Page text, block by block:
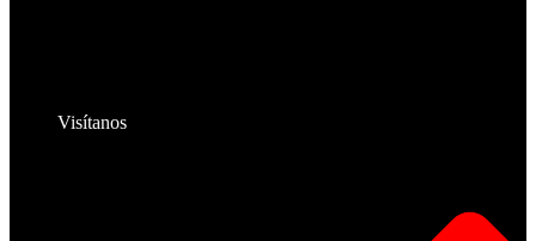
Visítanos